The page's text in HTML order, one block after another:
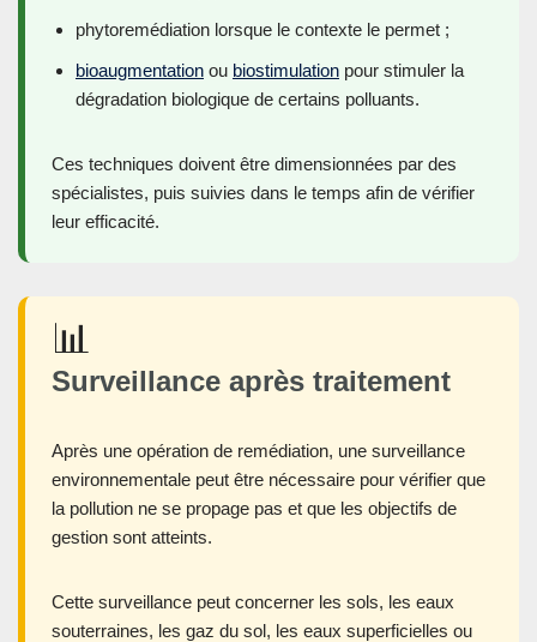
phytoremédiation lorsque le contexte le permet ;
bioaugmentation ou biostimulation pour stimuler la
dégradation biologique de certains polluants.
Ces techniques doivent être dimensionnées par des
spécialistes, puis suivies dans le temps afin de vérifier
leur efficacité.
📊
Surveillance après traitement
Après une opération de remédiation, une surveillance
environnementale peut être nécessaire pour vérifier que
la pollution ne se propage pas et que les objectifs de
gestion sont atteints.
Cette surveillance peut concerner les sols, les eaux
souterraines, les gaz du sol, les eaux superficielles ou